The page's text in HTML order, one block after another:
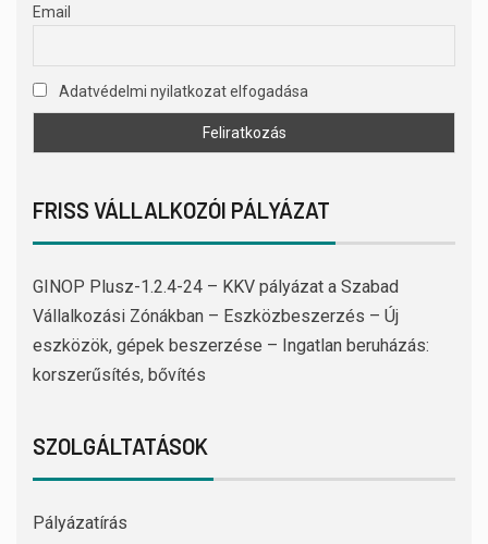
Email
Adatvédelmi nyilatkozat elfogadása
FRISS VÁLLALKOZÓI PÁLYÁZAT
GINOP Plusz-1.2.4-24 – KKV pályázat a Szabad
Vállalkozási Zónákban – Eszközbeszerzés – Új
eszközök, gépek beszerzése – Ingatlan beruházás:
korszerűsítés, bővítés
SZOLGÁLTATÁSOK
Pályázatírás